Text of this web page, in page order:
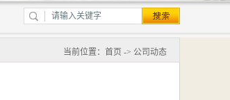
当前位置： 首页 -> 公司动态